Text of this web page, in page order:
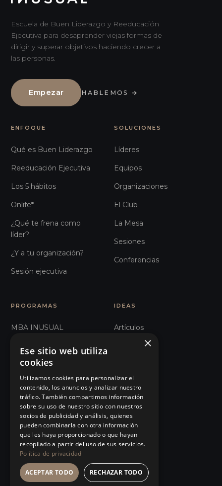
Escuela de Buen Liderazgo y Reeducación
Ejecutiva para desaprender viejas formas de
dirigir y superar objetivos haciendo crecer a
las personas.
Empezar HABLEMOS →
ENFOQUE
Qué es Buen Liderazgo
Reeducación Ejecutiva
Los 5 hábitos
Onlife*
¿Qué te frena como
líder?
¿Y a tu organización?
Sesión ejecutiva
SOLUCIONES
Líderes
Equipos
Organizaciones
El Club
La Mesa
Sesiones
Conferencias
PROGRAMAS
MBA INUSUAL
Humanos con Recursos
Recursos Inhumanos
Comunicación e
Influencia
101 Errores de liderazgo
Organizaciones Sanitarias
Ver todos…
IDEAS
Artículos
Podcast
Manifiesto
Eventos
Tienda
×
Ese sitio web utiliza
cookies
Utilizamos cookies para personalizar el
contenido, los anuncios y analizar nuestro
tráfico. También compartimos información
sobre su uso de nuestro sitio con nuestros
socios de publicidad y análisis, quienes
pueden combinarla con otra información
que les haya proporcionado o que hayan
recopilado a partir del uso de sus servicios.
Política de privacidad
ACEPTAR TODO RECHAZAR TODO